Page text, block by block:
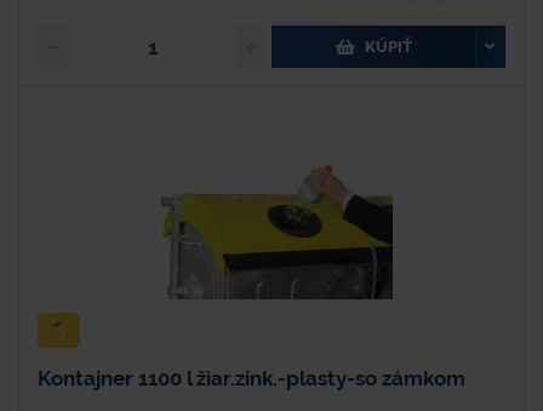
KÚPIŤ
Kontajner 1100 l žiar.zink.-plasty-so zámkom